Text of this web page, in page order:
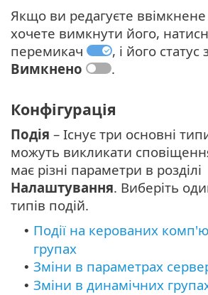
Якщо ви редагуєте
хочете вимкнути його,
перемикач
, і його статус
Вимкнено
.
Конфігурація
Подія – Існує три основні
можуть викликати
має різні параметри в розділі
Налаштування. Виберіть
типів подій.
• Події на керованих
групах
• Зміни в параметрах
• Зміни в динамічних